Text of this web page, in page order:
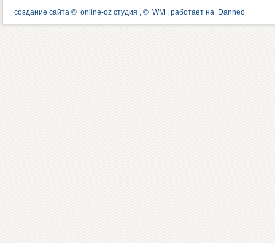
создание сайта © online-oz студия , © WM , работает на Danneo